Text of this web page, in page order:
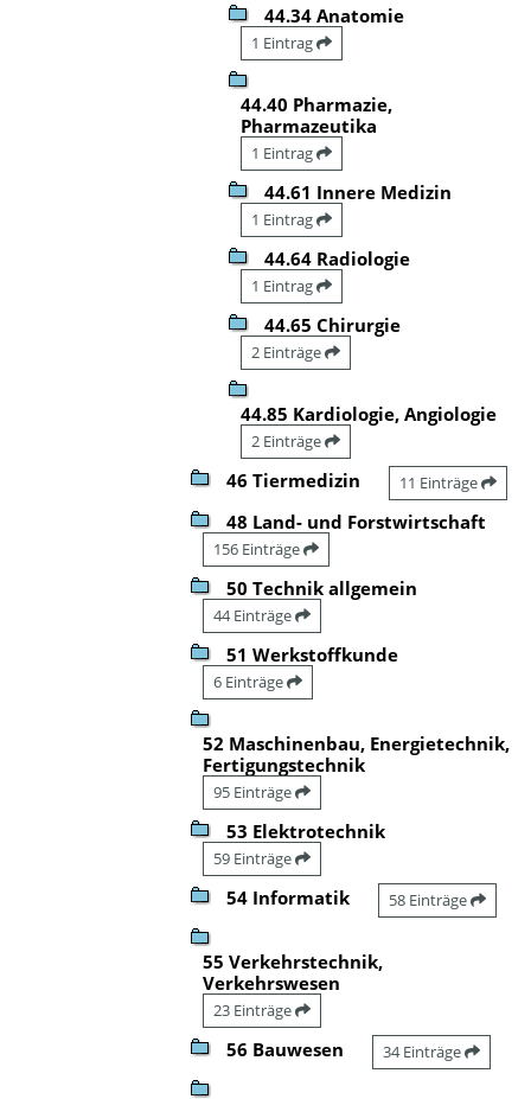
44.34 Anatomie
1 Eintrag
44.40 Pharmazie,
Pharmazeutika
1 Eintrag
44.61 Innere Medizin
1 Eintrag
44.64 Radiologie
1 Eintrag
44.65 Chirurgie
2 Einträge
44.85 Kardiologie, Angiologie
2 Einträge
46 Tiermedizin 11 Einträge
48 Land- und Forstwirtschaft
156 Einträge
50 Technik allgemein
44 Einträge
51 Werkstoffkunde
6 Einträge
52 Maschinenbau, Energietechnik,
Fertigungstechnik
95 Einträge
53 Elektrotechnik
59 Einträge
54 Informatik 58 Einträge
55 Verkehrstechnik,
Verkehrswesen
23 Einträge
56 Bauwesen 34 Einträge